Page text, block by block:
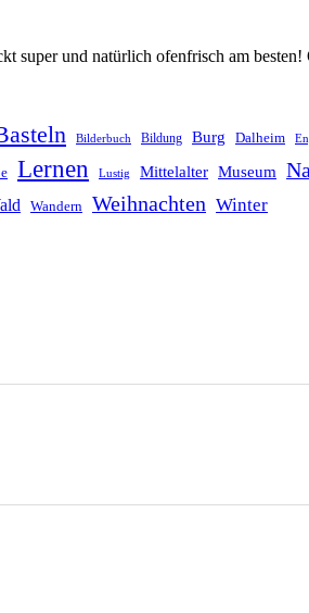
super und natürlich ofenfrisch am
Bilderbuch Bildung Burg Dalheim
Lernen Lustig Mittelalter Museum
Wandern Weihnachten Winter